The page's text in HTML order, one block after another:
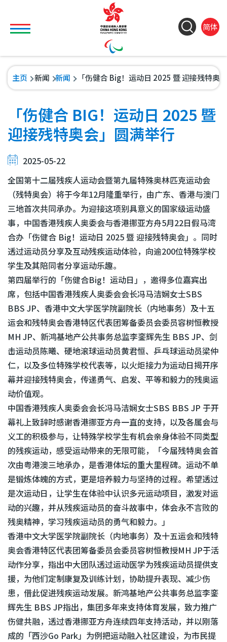
&
Font
Resize
简体
Toggle main menu visibility
导
航
连
结
主页 新闻 新闻 「伤健合 Big！运动日 2025 暨 迎接残特奥
「伤健合 BIG！运动日 2025 暨
迎接残特奥会」圆满举行
2025-05-22
全国第十二届残疾人运动会暨第九届特殊奥林匹克运动会
（残特奥会）将于今年12月隆重举行，由广东、香港与澳门
三地首次共同承办。为迎接这项别具意义的国家级运动盛
事，中国香港残疾人奥委会与香港挪亚方舟5月22日假马湾
合办「伤健合 Big！运动日 2025 暨 迎接残特奥会」。同时
透过运动员分享及互动残疾运动体验，向逾200位特殊学校
学生及其陪同者分享运动乐趣。
第四届举行的「伤健合Big！运动日」，邀得多位嘉宾出
席，包括中国香港残疾人奥委会会长冯马洁娴女士SBS
BBS JP、香港中文大学医学院副院长（内地事务）及十五
运会和残特奥会香港特区代表团筹备委员会委员容树恒教授
MH JP、新鸿基地产公共事务总监李銮辉先生 BBS JP、剑
击运动员陈曦、硬地滚球运动员黄君恒、乒乓球运动员梁仲
仁，以及多位特殊学校代表等，以火炬接力为运动日揭开序
幕并迎接残特奥会，传递勇气、启发、平等和毅力的残奥运
动价值观。
中国香港残疾人奥委会会长冯马洁娴女士SBS BBS JP 于开
幕礼上致辞时感谢香港挪亚方舟一直的支持，以及各属会与
义工的积极参与，让特殊学校学生有机会亲身体验不同类型
的残疾运动，感受运动带来的无限可能，「今届残特奥会首
次由粤港澳三地承办，是香港体坛的重大里程碑。运动不单
是锻炼体魄的方式，更是培养毅力与坚持的过程。希望透过
是次运动日，让学生在体验中认识多元运动项目，激发对运
动的兴趣，并从残疾运动员的奋斗故事中，体会永不言败的
残奥精神，学习残疾运动员的勇气和毅力。」
香港中文大学医学院副院长（内地事务）及十五运会和残特
奥会香港特区代表团筹备委员会委员容树恒教授MH JP于活
动作分享，指出中大团队透过运动医学为残疾运动员提供支
援，为他们定制康复及训练计划，协助提升表现、减少伤
患，借此促进残疾运动发展。新鸿基地产公共事务总监李銮
辉先生 BBS JP指出，集团多年来支持体育发展，致力推广
伤健共融，透过香港挪亚方舟连续四年支持活动，并以刚落
成的「西沙Go Park」为例把运动融入社区建设，为市民提